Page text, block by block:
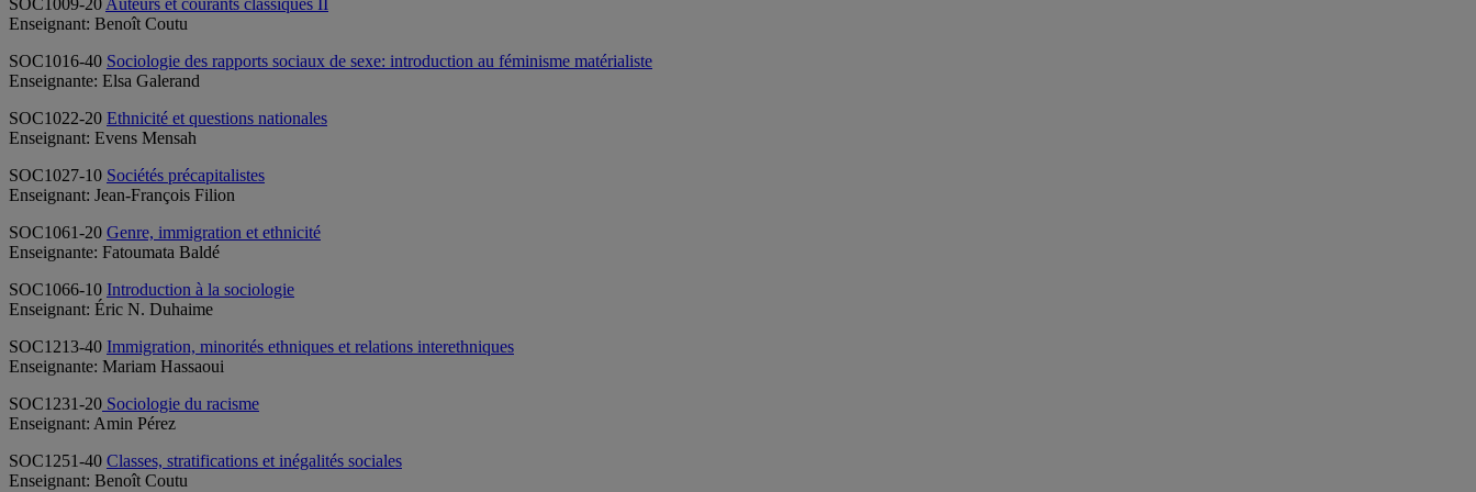
Enseignant: Benoît Coutu
SOC1016-40 Sociologie des rapports sociaux de sexe: introduction au féminisme matérialiste
Enseignante: Elsa Galerand
SOC1022-20 Ethnicité et questions nationales
Enseignant: Evens Mensah
SOC1027-10 Sociétés précapitalistes
Enseignant: Jean-François Filion
SOC1061-20 Genre, immigration et ethnicité
Enseignante: Fatoumata Baldé
SOC1066-10 Introduction à la sociologie
Enseignant: Éric N. Duhaime
SOC1213-40 Immigration, minorités ethniques et relations interethniques
Enseignante: Mariam Hassaoui
SOC1231-20 Sociologie du racisme
Enseignant: Amin Pérez
SOC1251-40 Classes, stratifications et inégalités sociales
Enseignant: Benoît Coutu